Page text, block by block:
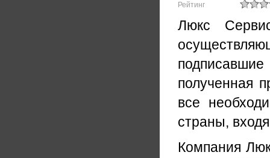
Рейтинг
Люкс
полученная
все
страны,
Компания